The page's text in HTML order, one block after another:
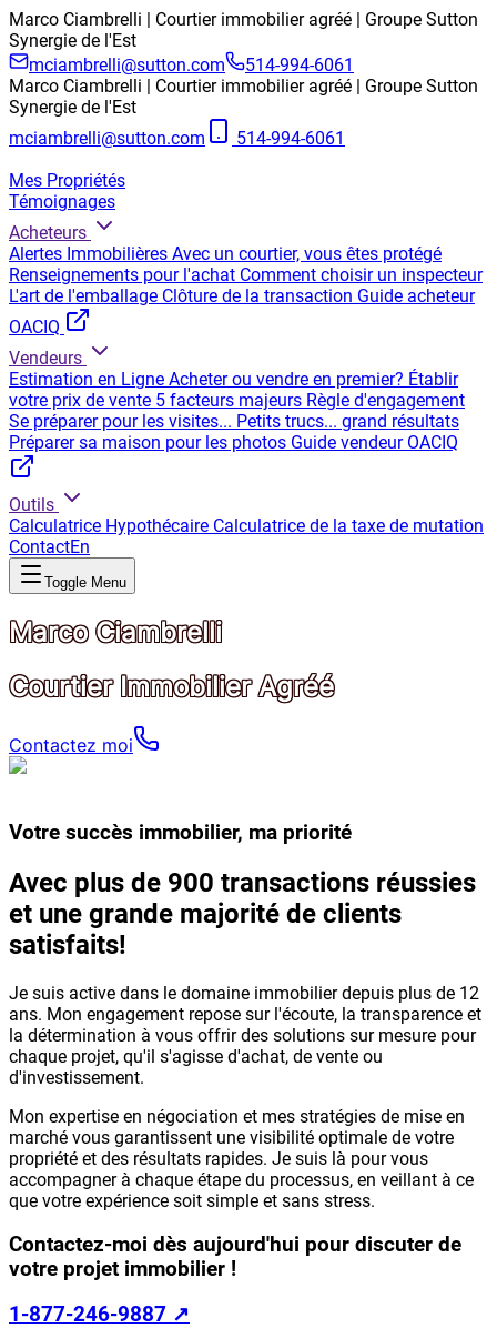
Marco Ciambrelli | Courtier immobilier agréé | Groupe Sutton
Synergie de l'Est
mciambrelli@sutton.com
514-994-6061
Marco Ciambrelli | Courtier immobilier agréé | Groupe Sutton
Synergie de l'Est
mciambrelli@sutton.com
514-994-6061
Mes Propriétés
Témoignages
Acheteurs
Alertes Immobilières Avec un courtier, vous êtes protégé
Renseignements pour l'achat Comment choisir un inspecteur
L'art de l'emballage Clôture de la transaction Guide acheteur
OACIQ
Vendeurs
Estimation en Ligne Acheter ou vendre en premier? Établir
votre prix de vente 5 facteurs majeurs Règle d'engagement
Se préparer pour les visites... Petits trucs... grand résultats
Préparer sa maison pour les photos Guide vendeur OACIQ
Outils
Calculatrice Hypothécaire Calculatrice de la taxe de mutation
ContactEn
Toggle Menu
Marco Ciambrelli
Courtier Immobilier Agréé
Contactez moi
Votre succès immobilier, ma priorité
Avec plus de 900 transactions réussies
et une grande majorité de clients
satisfaits!
Je suis active dans le domaine immobilier depuis plus de 12
ans. Mon engagement repose sur l'écoute, la transparence et
la détermination à vous offrir des solutions sur mesure pour
chaque projet, qu'il s'agisse d'achat, de vente ou
d'investissement.
Mon expertise en négociation et mes stratégies de mise en
marché vous garantissent une visibilité optimale de votre
propriété et des résultats rapides. Je suis là pour vous
accompagner à chaque étape du processus, en veillant à ce
que votre expérience soit simple et sans stress.
Contactez-moi dès aujourd'hui pour discuter de
votre projet immobilier !
1-877-246-9887 ↗